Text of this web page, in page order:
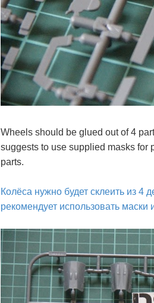
Wheels should be glued out of 4
suggests to use supplied masks for
parts.
Колёса нужно будет склеить из 4
рекомендует использовать маски